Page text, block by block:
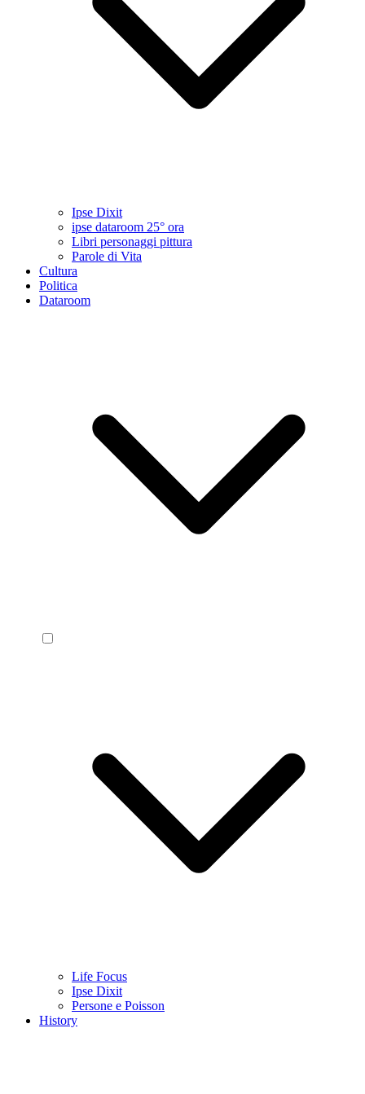
Ipse Dixit
ipse dataroom 25° ora
Libri personaggi pittura
Parole di Vita
Cultura
Politica
Dataroom
Life Focus
Ipse Dixit
Persone e Poisson
History